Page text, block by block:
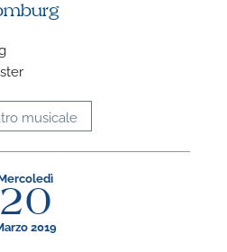
musicale
20
2019